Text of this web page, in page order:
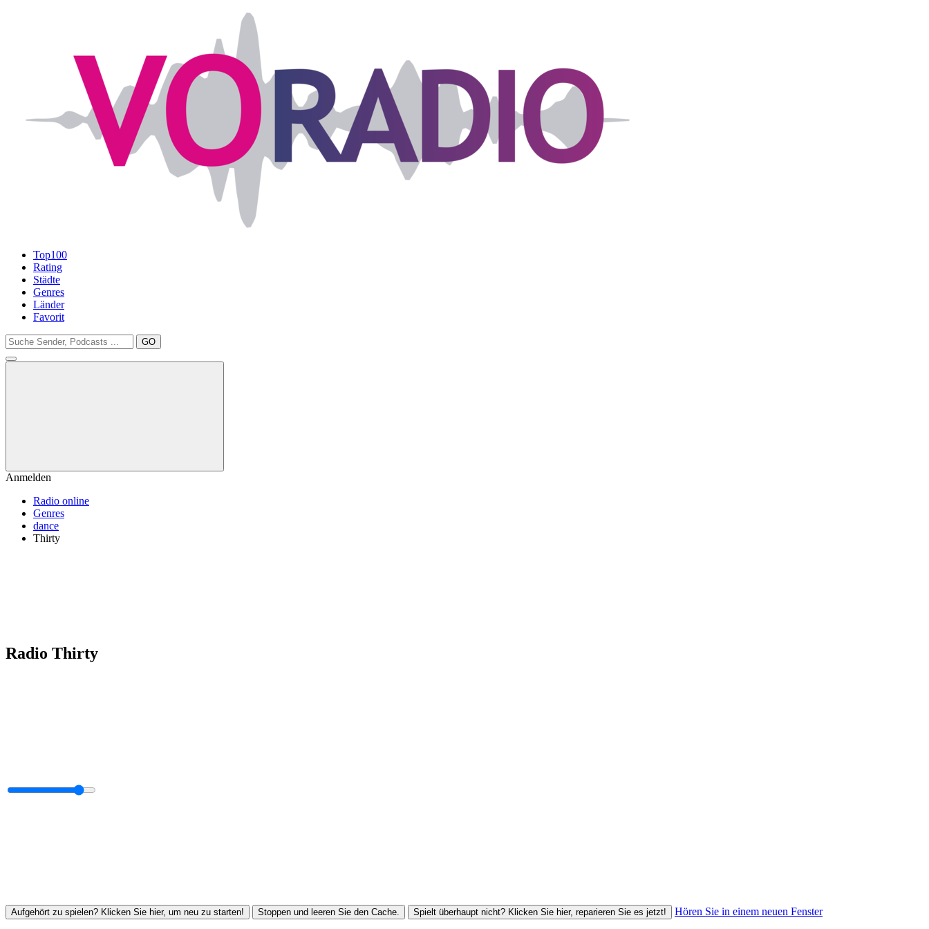
Top100
Rating
Städte
Genres
Länder
Favorit
GO
Anmelden
Radio online
Genres
dance
Thirty
Radio Thirty
Aufgehört zu spielen? Klicken Sie hier, um neu zu starten! Stoppen und leeren Sie den Cache. Spielt überhaupt nicht? Klicken Sie hier, reparieren Sie es jetzt! Hören Sie in einem neuen Fenster